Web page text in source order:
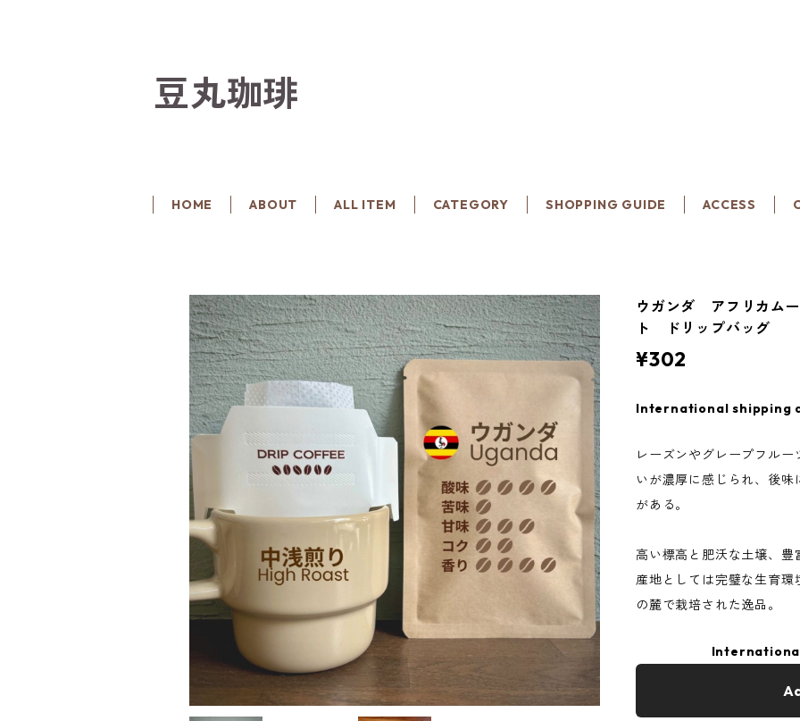
豆丸珈琲
HOME ABOUT ALL ITEM CATEGORY SHOPPING GUIDE ACCESS
ウガンダ アフリカム
ト ドリップバッグ
¥302
International shipping
レーズンやグレープフル
いが濃厚に感じられ、後
がある。
高い標高と肥沃な土壌、
産地としては完璧な生育
の麓で栽培された逸品。